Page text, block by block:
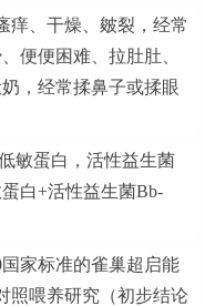
痒、干燥、皴裂，经常
便便困难、拉肚肚、
，经常揉鼻子或揉眼
敏蛋白，活性益生菌
白+活性益生菌Bb-
国家标准的雀巢超启能
照喂养研究（初步结论